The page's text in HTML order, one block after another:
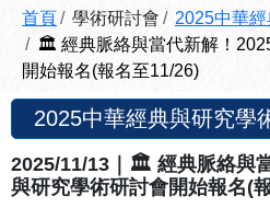
首頁
學術研討會
2025中華
🏛️ 經典脈絡與當代新解！
開始報名(報名至11/26)
2025中華經典與研究學
2025/11/13｜🏛️ 經典脈絡與
與研究學術研討會開始報名(